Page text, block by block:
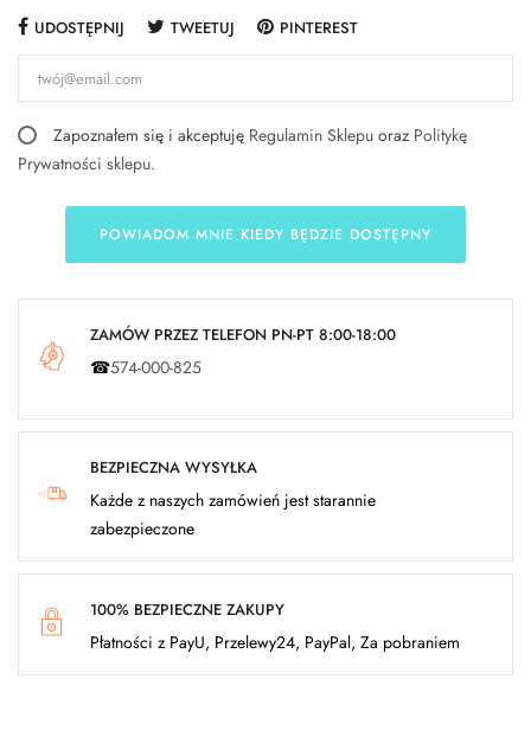
UDOSTĘPNIJ TWEETUJ PINTEREST
Zapoznałem się i akceptuję Regulamin Sklepu oraz Politykę
Prywatności sklepu.
POWIADOM MNIE KIEDY BĘDZIE DOSTĘPNY
ZAMÓW PRZEZ TELEFON PN-PT 8:00-18:00
☎574-000-825
BEZPIECZNA WYSYŁKA
Każde z naszych zamówień jest starannie
zabezpieczone
100% BEZPIECZNE ZAKUPY
Płatności z PayU, Przelewy24, PayPal, Za pobraniem